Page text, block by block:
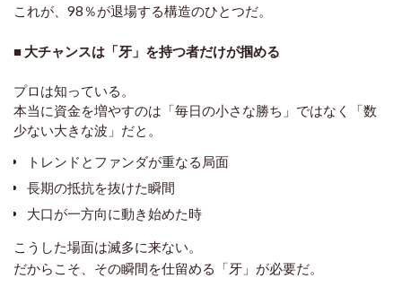
これが、98％が退場する構造のひとつだ。
■ 大チャンスは「牙」を持つ者だけが掴める
プロは知っている。
本当に資金を増やすのは「毎日の小さな勝ち」ではなく「数
少ない大きな波」だと。
トレンドと ファンダが重なる局面
長期の抵抗を抜けた瞬間
大口が一方向に動き始めた時
こうした場面は滅多に来ない。
だからこそ、その瞬間を仕留める「牙」が必要だ。